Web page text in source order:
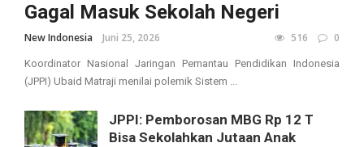
Gagal Masuk Sekolah Negeri
New Indonesia Juni 25, 2026 516 0
Koordinator Nasional Jaringan Pemantau Pendidikan Indonesia
(JPPI) Ubaid Matraji menilai polemik Sistem ...
JPPI: Pemborosan MBG Rp 12 T
Bisa Sekolahkan Jutaan Anak